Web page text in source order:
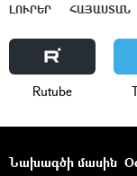
ԼՈՒՐԵՐ ՀԱՅԱՍՏԱՆ
Rutube
Նախագծի մասին